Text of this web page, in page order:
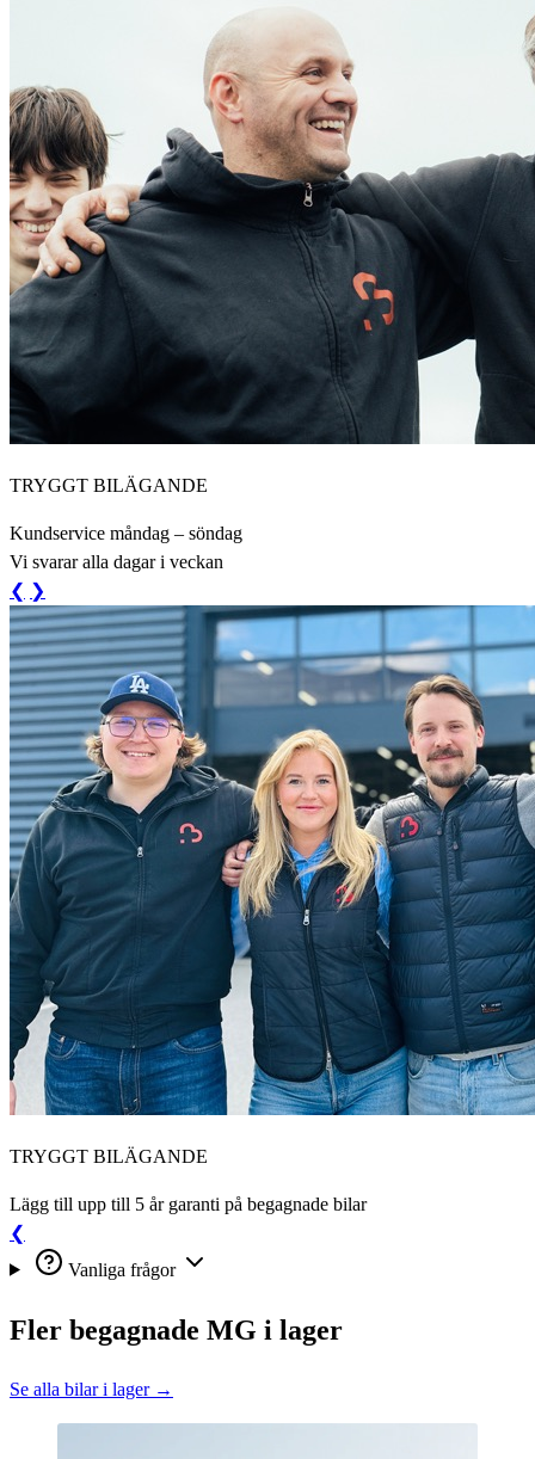
TRYGGT BILÄGANDE
Kundservice måndag – söndag
Vi svarar alla dagar i veckan
❮ ❯
TRYGGT BILÄGANDE
Lägg till upp till 5 år garanti på begagnade bilar
❮
Vanliga frågor
Fler begagnade MG i lager
Se alla bilar i lager →